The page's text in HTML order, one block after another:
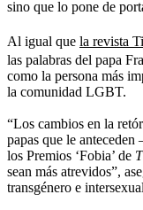
sino que lo pone de
Al igual que la revista
las palabras del papa
como la persona más
la comunidad LGBT.
“Los cambios en la
papas que le anteceden
los Premios ‘Fobia’ de
sean más atrevidos”,
transgénero e